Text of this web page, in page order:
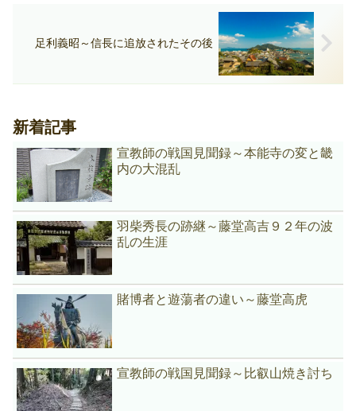
足利義昭～信長に追放されたその後
新着記事
宣教師の戦国見聞録～本能寺の変と畿
内の大混乱
羽柴秀長の跡継～藤堂高吉９２年の波
乱の生涯
賭博者と遊蕩者の違い～藤堂高虎
宣教師の戦国見聞録～比叡山焼き討ち